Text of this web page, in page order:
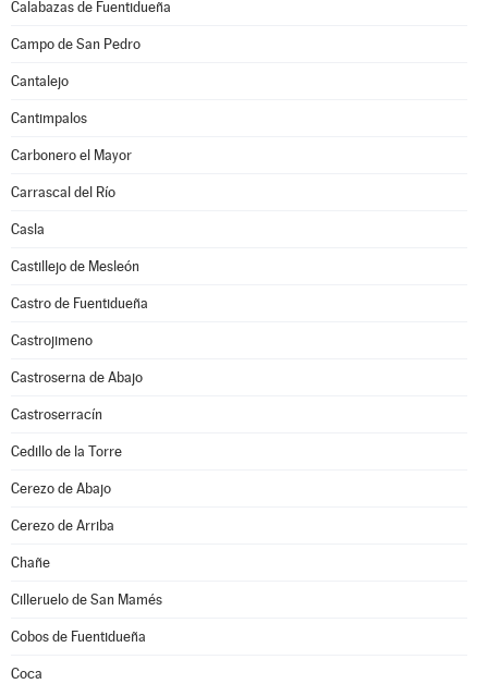
Calabazas de Fuentidueña
Campo de San Pedro
Cantalejo
Cantimpalos
Carbonero el Mayor
Carrascal del Río
Casla
Castillejo de Mesleón
Castro de Fuentidueña
Castrojimeno
Castroserna de Abajo
Castroserracín
Cedillo de la Torre
Cerezo de Abajo
Cerezo de Arriba
Chañe
Cilleruelo de San Mamés
Cobos de Fuentidueña
Coca